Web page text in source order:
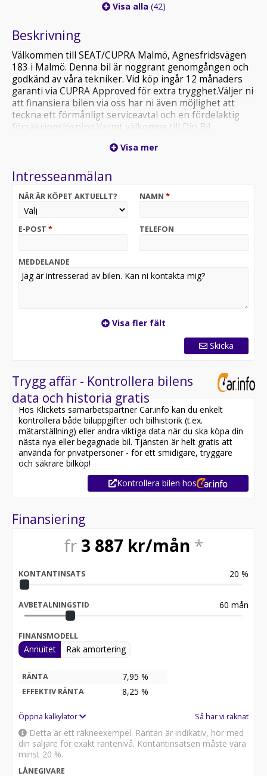
Visa alla (42)
Beskrivning
Välkommen till SEAT/CUPRA Malmö, Agnesfridsvägen
183 i Malmö. Denna bil är noggrant genomgången och
godkänd av våra tekniker. Vid köp ingår 12 månaders
garanti via CUPRA Approved för extra trygghet.Väljer ni
att finansiera bilen via oss har ni även möjlighet att
teckna ett förmånligt serviceavtal och en fördelaktig
försäkringslösning.Varmt välkomna till Din Bil
Visa mer
Intresseanmälan
NÄR ÄR KÖPET AKTUELLT? NAMN *
E-POST * TELEFON
MEDDELANDE
Visa fler fält
Skicka
Trygg affär - Kontrollera bilens
data och historia gratis
Hos Klickets samarbetspartner Car.info kan du enkelt
kontrollera både biluppgifter och bilhistorik (t.ex.
mätarställning) eller andra viktiga data när du ska köpa din
nästa nya eller begagnade bil. Tjänsten är helt gratis att
använda för privatpersoner - för ett smidigare, tryggare
och säkrare bilköp!
Kontrollera bilen hos
Finansiering
fr 3 887 kr/mån *
KONTANTINSATS 20 %
AVBETALNINGSTID 60 mån
FINANSMODELL
Annuitet Rak amortering
RÄNTA 7,95 %
EFFEKTIV RÄNTA 8,25 %
Öppna kalkylator Så har vi räknat
Detta är ett räkneexempel. Räntan är indikativ, hör med
din säljare för exakt räntenivå. Kontantinsatsen måste vara
minst 20 %.
LÅNEGIVARE